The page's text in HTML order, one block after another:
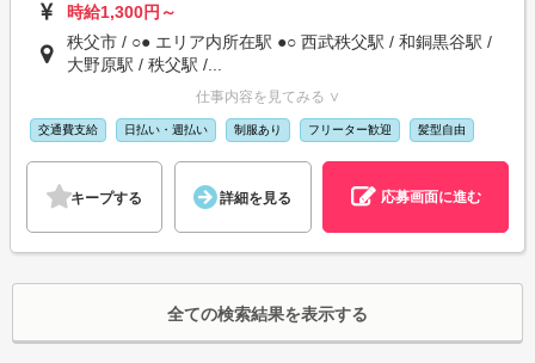
時給1,300円～
秩父市 / ○● エリア内所在駅 ●○ 西武秩父駅 / 和銅黒谷駅 /
大野原駅 / 秩父駅 /...
仕事内容を見てみる ∨
交通費支給 日払い・週払い 制服あり フリーター歓迎 髪型自由
キープする 詳細を見る 応募画面に進む
全ての検索結果を表示する